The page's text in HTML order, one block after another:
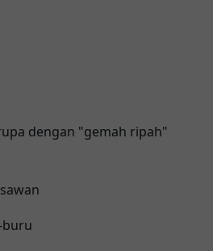
dengan "gemah ripah"
buru